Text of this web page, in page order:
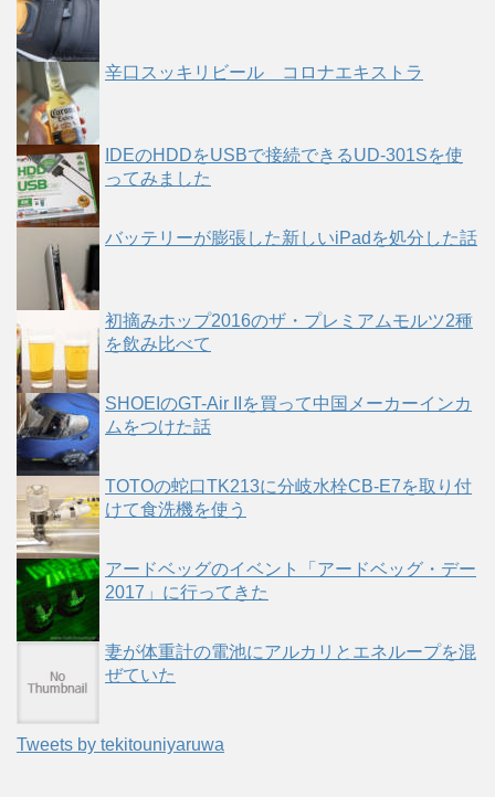
辛口スッキリビール コロナエキストラ
IDEのHDDをUSBで接続できるUD-301Sを使
ってみました
バッテリーが膨張した新しいiPadを処分した話
初摘みホップ2016のザ・プレミアムモルツ2種
を飲み比べて
SHOEIのGT-Air IIを買って中国メーカーインカ
ムをつけた話
TOTOの蛇口TK213に分岐水栓CB-E7を取り付
けて食洗機を使う
アードベッグのイベント「アードベッグ・デー
2017」に行ってきた
妻が体重計の電池にアルカリとエネループを混
ぜていた
Tweets by tekitouniyaruwa